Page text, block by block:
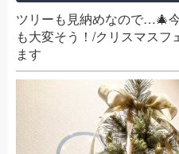
ツリーも見納めなので…🎄
も大変そう！/クリスマス
ます